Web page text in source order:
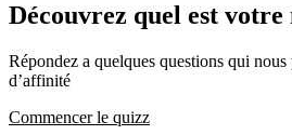
Découvrez quel est
Répondez a quelques questions qui
d’affinité
Commencer le quizz